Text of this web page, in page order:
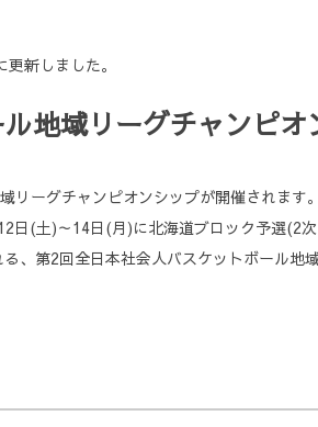
キ
ッ
す
る
更新しました。
地域リーグチャンピオ
ーグチャンピオンシップが開催されます。
(土)～14日(月)に北海道ブロック予選(2
、第2回全日本社会人バスケットボール地